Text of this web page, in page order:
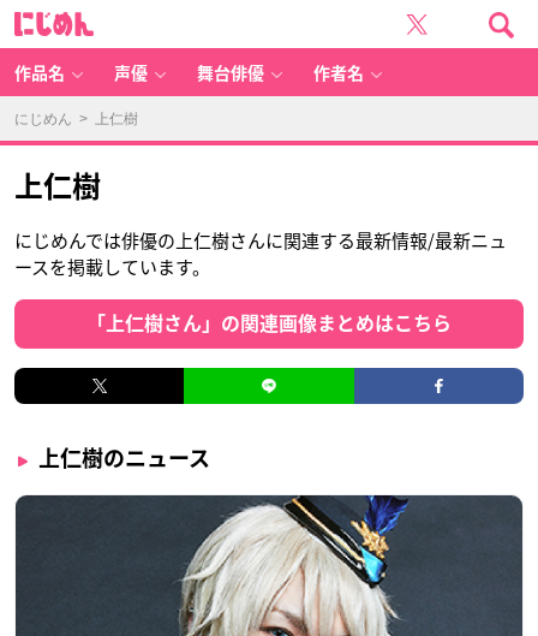
作品名 声優 舞台俳優 作者名
にじめん > 上仁樹
上仁樹
にじめんでは俳優の上仁樹さんに関連する最新情報/最新ニュ
ースを掲載しています。
「上仁樹さん」の関連画像まとめはこちら
上仁樹のニュース